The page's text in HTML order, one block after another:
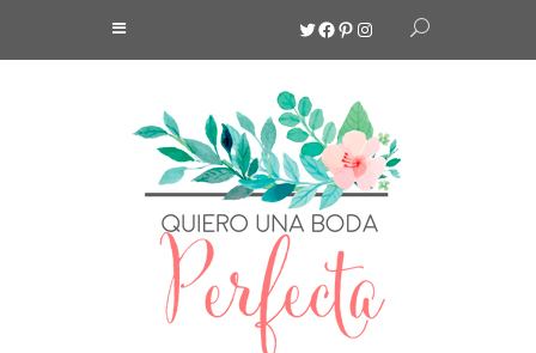
Twitter
Facebook
Pinterest
Instagram